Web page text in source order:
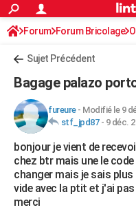
ACTUALITÉS
Politique
Société
Faits Divers
Education
Monde
Villes
+
FINANCE
Retraite
Impôts
Epargne
Immobilier
Risques naturels par ville
Banque
Assurance
Crédit
AUTO
Essais
Réserver un essai
Citadines
Berlines
SUV
Forum auto
+HIGH-TECH
Mobiles
Meilleur smartphone
Internet
Ordinateurs
Jeux vidéo
Guide high-tech
+BRICOLAGE
Forum
Aménagement intérieur
Extérieur
Cuisine
Salle de bains
Jardinage
Rangement
Forum Forum Bricolage
Sujet Précédent
Bagage palazo
fureure- Modifié le 9
stf_jpd87- 9 déc.
bonjour je vient de
chez btr mais une le
changer mais je sais
vide avec la ptit et j'ai
merci